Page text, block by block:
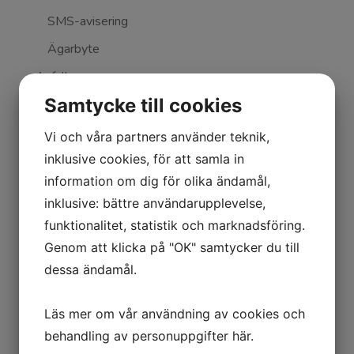
SMS-avisering
Ägarbyte
Avfall
Återvinningscentralen
Avgifter på återvinningscentralen
Byggåterbruk
Invasiva främmande arter
Sortering
Textil
Avfallets resa
Sophämtning
Trädgårdsavfall
Samtycke till cookies
Vi och våra partners använder teknik,
inklusive cookies, för att samla in
information om dig för olika ändamål,
inklusive: bättre användarupplevelse,
funktionalitet, statistik och marknadsföring.
Genom att klicka på "OK" samtycker du till
dessa ändamål.
Läs mer om vår användning av cookies och
behandling av personuppgifter här.